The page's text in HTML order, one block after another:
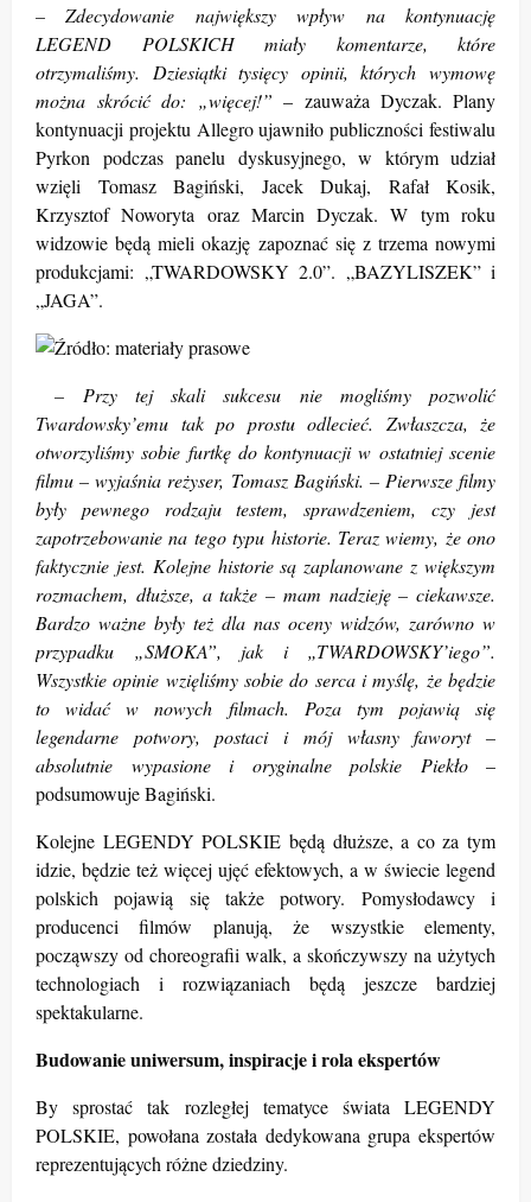
– Zdecydowanie największy wpływ na kontynuację
LEGEND POLSKICH miały komentarze, które
otrzymaliśmy. Dziesiątki tysięcy opinii, których wymowę
można skrócić do: „więcej!” – zauważa Dyczak. Plany
kontynuacji projektu Allegro ujawniło publiczności festiwalu
Pyrkon podczas panelu dyskusyjnego, w którym udział
wzięli Tomasz Bagiński, Jacek Dukaj, Rafał Kosik,
Krzysztof Noworyta oraz Marcin Dyczak. W tym roku
widzowie będą mieli okazję zapoznać się z trzema nowymi
produkcjami: „TWARDOWSKY 2.0”. „BAZYLISZEK” i
„JAGA”.
– Przy tej skali sukcesu nie mogliśmy pozwolić
Twardowsky’emu tak po prostu odlecieć. Zwłaszcza, że
otworzyliśmy sobie furtkę do kontynuacji w ostatniej scenie
filmu – wyjaśnia reżyser, Tomasz Bagiński. – Pierwsze filmy
były pewnego rodzaju testem, sprawdzeniem, czy jest
zapotrzebowanie na tego typu historie. Teraz wiemy, że ono
faktycznie jest. Kolejne historie są zaplanowane z większym
rozmachem, dłuższe, a także – mam nadzieję – ciekawsze.
Bardzo ważne były też dla nas oceny widzów, zarówno w
przypadku „SMOKA”, jak i „TWARDOWSKY’iego”.
Wszystkie opinie wzięliśmy sobie do serca i myślę, że będzie
to widać w nowych filmach. Poza tym pojawią się
legendarne potwory, postaci i mój własny faworyt –
absolutnie wypasione i oryginalne polskie Piekło –
podsumowuje Bagiński.
Kolejne LEGENDY POLSKIE będą dłuższe, a co za tym
idzie, będzie też więcej ujęć efektowych, a w świecie legend
polskich pojawią się także potwory. Pomysłodawcy i
producenci filmów planują, że wszystkie elementy,
począwszy od choreografii walk, a skończywszy na użytych
technologiach i rozwiązaniach będą jeszcze bardziej
spektakularne.
Budowanie uniwersum, inspiracje i rola ekspertów
By sprostać tak rozległej tematyce świata LEGENDY
POLSKIE, powołana została dedykowana grupa ekspertów
reprezentujących różne dziedziny.